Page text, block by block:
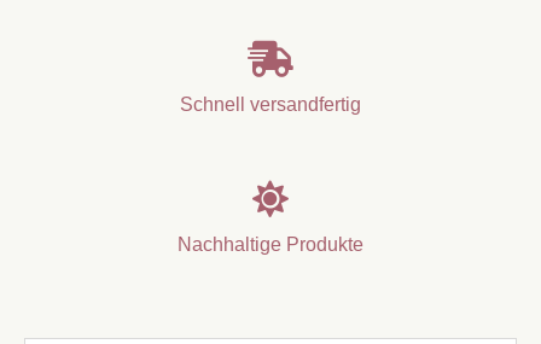

Schnell versandfertig

Nachhaltige Produkte